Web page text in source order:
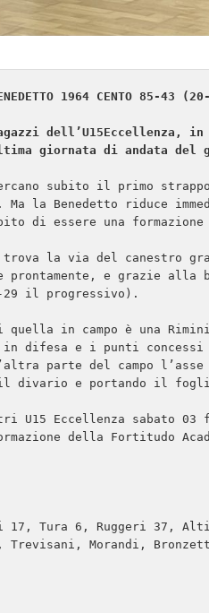
1964 CENTO 85-43
dell’U15Eccellenza, in
giornata di andata del
subito il primo
la Benedetto riduce
di essere una formazione
trova la via del canestro
prontamente, e grazie alla
29 il progressivo).
in campo è una
in difesa e i punti
parte del campo
il divario e portando il
U15 Eccellenza sabato 03
della Fortitudo
17, Tura 6, Ruggeri 37,
Morandi,